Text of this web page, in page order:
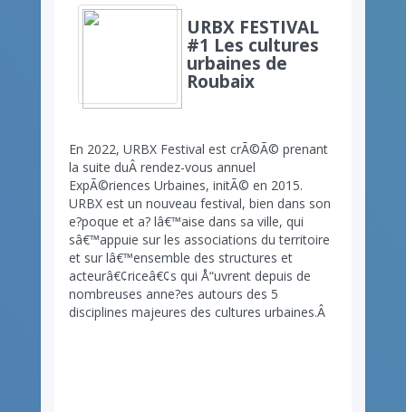
URBX FESTIVAL
#1 Les cultures
urbaines de
Roubaix
En 2022, URBX Festival est crÃ©Ã© prenant
la suite duÂ rendez-vous annuel
ExpÃ©riences Urbaines, initÃ© en 2015.
URBX est un nouveau festival, bien dans son
e?poque et a? lâ€™aise dans sa ville, qui
sâ€™appuie sur les associations du territoire
et sur lâ€™ensemble des structures et
acteurâ€¢riceâ€¢s qui Å“uvrent depuis de
nombreuses anne?es autours des 5
disciplines majeures des cultures urbaines.Â